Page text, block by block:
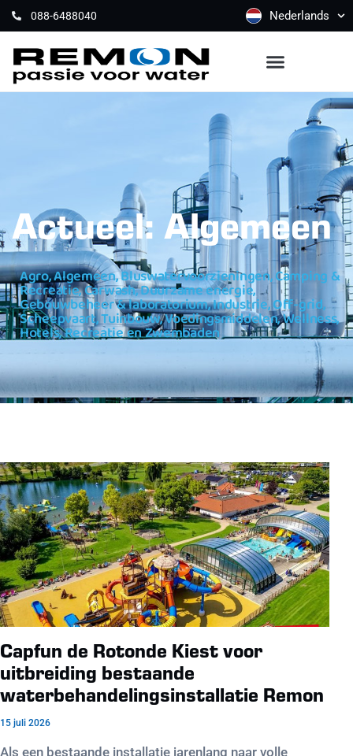
088-6488040 Nederlands
Actueel: Algemeen
Agro,Algemeen,Bluswatervoorzieningen,Camping &
Recreatie,Carwash,Duurzame energie,
Gebouwbeheer & laboratorium,Industrie,Off-grid,
Scheepvaart,Tuinbouw,Voedingsmiddelen,Wellness,
Hotels, Recreatie en Zwembaden
Capfun de Rotonde Kiest voor
uitbreiding bestaande
waterbehandelingsinstallatie Remon
15 juli 2026
Als een bestaande installatie jarenlang naar volle